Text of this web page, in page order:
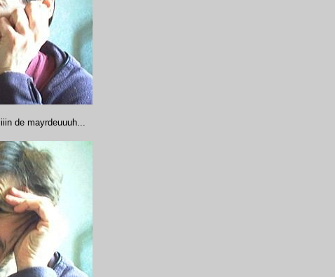
de mayrdeuuuh...